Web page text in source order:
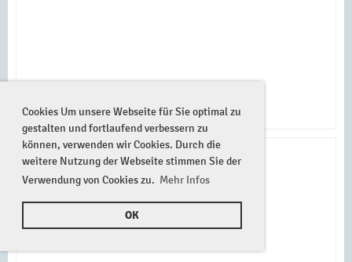
Cookies Um unsere Webseite für Sie optimal zu
gestalten und fortlaufend verbessern zu
können, verwenden wir Cookies. Durch die
weitere Nutzung der Webseite stimmen Sie der
Verwendung von Cookies zu. Mehr Infos
OK